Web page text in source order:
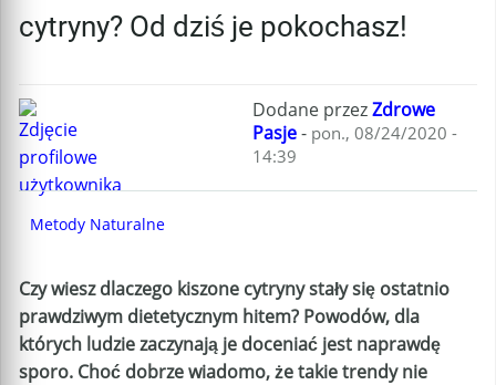
cytryny? Od dziś je pokochasz!
Dodane przezZdrowe
Pasje- pon., 08/24/2020 -
14:39
Metody Naturalne
Czy wiesz dlaczego kiszone cytryny stały się ostatnio
prawdziwym dietetycznym hitem? Powodów, dla
których ludzie zaczynają je doceniać jest naprawdę
sporo. Choć dobrze wiadomo, że takie trendy nie